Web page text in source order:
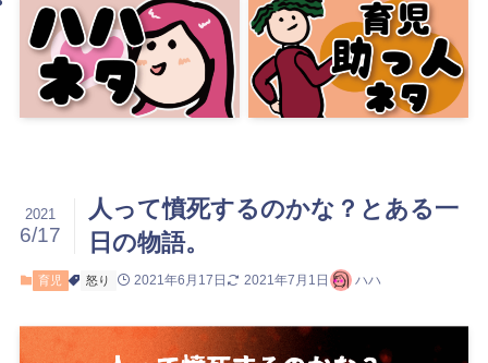
人って憤死するのかな？とある一
日の物語。
2021
6/17
育児 怒り 2021年6月17日 2021年7月1日 ハハ